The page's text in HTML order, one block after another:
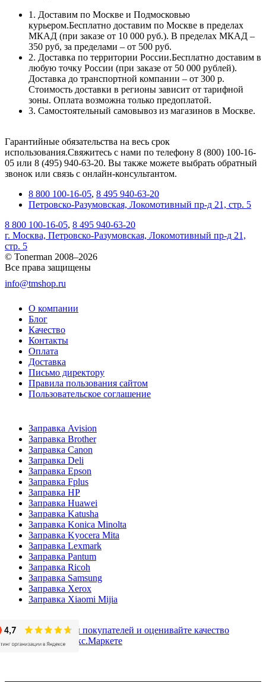
1. Доставим по Москве и Подмосковью
курьером.Бесплатно доставим по Москве в пределах
МКАД (при заказе от 10 000 руб.). В пределах МКАД –
350 руб, за пределами – от 500 руб.
2. Доставка по территории России.Бесплатно доставим в
любую точку России (при заказе от 50 000 рублей).
Доставка до транспортной компании – от 300 р.
Стоимость доставки в регионы зависит от тарифной
зоны. Оплата возможна только предоплатой.
3. Самостоятельный самовывоз из магазинов в Москве.
Гарантийные обязательства на весь срок
использования.Свяжитесь с нами по телефону 8 (800) 100-16-
05 или 8 (495) 940-63-20. Вы также можете выбрать обратный
звонок или связь с онлайн-консультантом.
8 800 100-16-05, 8 495 940-63-20
Петровско-Разумовская, Локомотивный пр-д 21, стр. 5
8 800 100-16-05, 8 495 940-63-20
г. Москва, Петровско-Разумовская, Локомотивный пр-д 21,
стр. 5
© Tonerman 2008–2026
Все права защищены
info@tmshop.ru
О компании
Блог
Качество
Контакты
Оплата
Доставка
Письмо директору
Правила пользования сайтом
Пользовательское соглашение
Заправка Avision
Заправка Brother
Заправка Canon
Заправка Deli
Заправка Epson
Заправка Fplus
Заправка HP
Заправка Huawei
Заправка Katusha
Заправка Konica Minolta
Заправка Kyocera Mita
Заправка Lexmark
Заправка Pantum
Заправка Ricoh
Заправка Samsung
Заправка Xerox
Заправка Xiaomi Mijia